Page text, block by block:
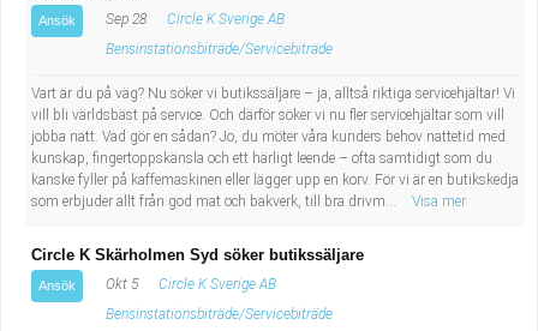
Ansök Sep 28
Circle K Sverige AB
Bensinstationsbiträde/Servicebiträde
Vart är du på väg? Nu söker vi butikssäljare – ja, alltså riktiga servicehjältar! Vi
vill bli världsbäst på service. Och därför söker vi nu fler servicehjältar som vill
jobba natt. Vad gör en sådan? Jo, du möter våra kunders behov nattetid med
kunskap, fingertoppskänsla och ett härligt leende – ofta samtidigt som du
kanske fyller på kaffemaskinen eller lägger upp en korv. För vi är en butikskedja
som erbjuder allt från god mat och bakverk, till bra drivm...
Visa mer
Circle K Skärholmen Syd söker butikssäljare
Ansök Okt 5
Circle K Sverige AB
Bensinstationsbiträde/Servicebiträde